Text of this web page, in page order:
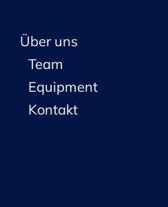
Über uns
Team
Equipment
Kontakt